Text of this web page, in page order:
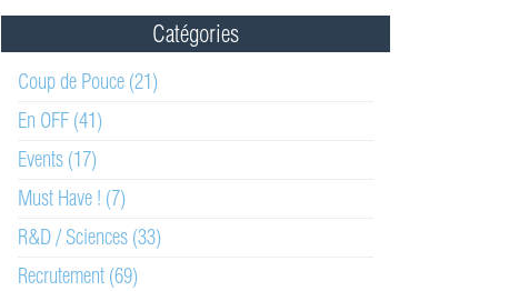
Catégories
Coup de Pouce (21)
En OFF (41)
Events (17)
Must Have ! (7)
R&D / Sciences (33)
Recrutement (69)